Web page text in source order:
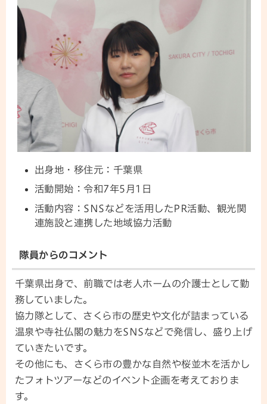
出身地・移住元：千葉県
活動開始：令和7年5月1日
活動内容：SNSなどを活用したPR活動、観光関
連施設と連携した地域協力活動
隊員からのコメント
千葉県出身で、前職では老人ホームの介護士として勤
務していました。
協力隊として、さくら市の歴史や文化が詰まっている
温泉や寺社仏閣の魅力をSNSなどで発信し、盛り上げ
ていきたいです。
その他にも、さくら市の豊かな自然や桜並木を活かし
たフォトツアーなどのイベント企画を考えておりま
す。